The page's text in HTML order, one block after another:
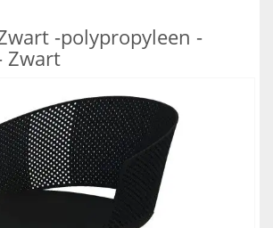
-polypropyleen -
Zwart